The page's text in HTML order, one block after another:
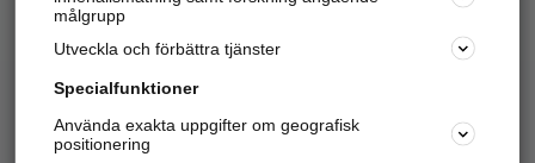
Marknadsför företaget
Kom igång och annonsera mot
målgrupp
Utveckla och förbättra tjänster
Specialfunktioner
Använda exakta uppgifter om geografisk
positionering